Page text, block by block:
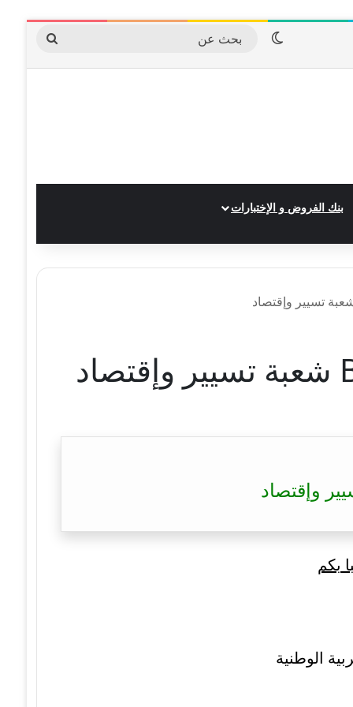
الوضع المظلم
بحث
عن
بنك الفروض و الإختبارات
بكم
الوطنية